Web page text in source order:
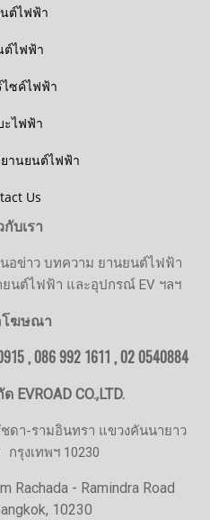
ต์ไฟฟ้า
ต์ไฟฟ้า
ไซค์ไฟฟ้า
ะไฟฟ้า
านยนต์ไฟฟ้า
Us
กับเรา
นอข่าว บทความ ยานยนต์ไฟฟ้า
ยนต์ไฟฟ้า และอุปกรณ์ EV ฯลฯ
โฆษณา
, 086 992 1611 ,02 0540884
CO.,LTD.
ดา-รามอินทรา แขวงคันนายาว
กรุงเทพฯ 10230
Rachada - Ramindra Road
10230